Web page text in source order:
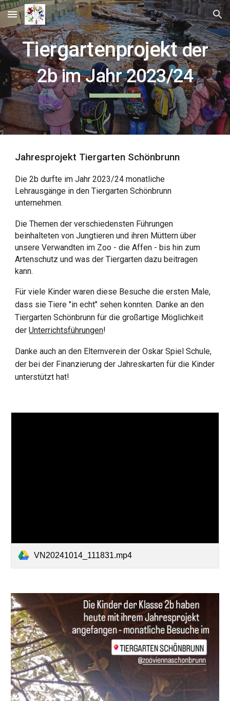
Skip to main content Skip to navigation
Tiergartenprojektder
2b im Jahr 2023/24
Jahresprojekt Tiergarten Schönbrunn
Die 2b durfte im Jahr 2023/24 monatliche
Lehrausgänge in den Tiergarten Schönbrunn
unternehmen.
Die Themen der verschiedensten Führungen
beinhalteten von Jungtieren und ihren Müttern über
unsere Verwandten im Zoo - die Affen - bis hin zum
Artenschutz und was der Tiergarten dazu beitragen
kann.
Für viele Kinder waren diese Besuche die ersten Male,
dass sie Tiere "in echt" sehen konnten. Danke an den
Tiergarten Schönbrunn für die großartige Möglichkeit
derUnterrichtsführungen!
Danke auch an den Elternverein der Oskar Spiel Schule,
der bei der Finanzierung der Jahreskarten für die Kinder
unterstützt hat!
VN20241014_111831.mp4